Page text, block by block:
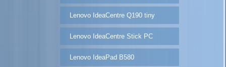
Lenovo IdeaCentre Q190 tiny
Lenovo IdeaCentre Stick PC
Lenovo IdeaPad B580